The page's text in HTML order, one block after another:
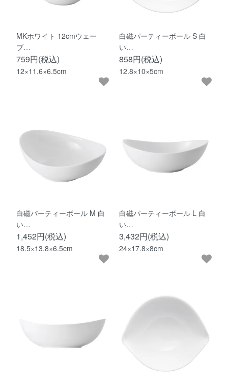
MKホワイト 12cmウェー
ブ…
759円(税込)
12×11.6×6.5cm
白磁パーティーボール S 白
い…
858円(税込)
12.8×10×5cm
白磁パーティーボール M 白
い…
1,452円(税込)
18.5×13.8×6.5cm
白磁パーティーボール L 白
い…
3,432円(税込)
24×17.8×8cm